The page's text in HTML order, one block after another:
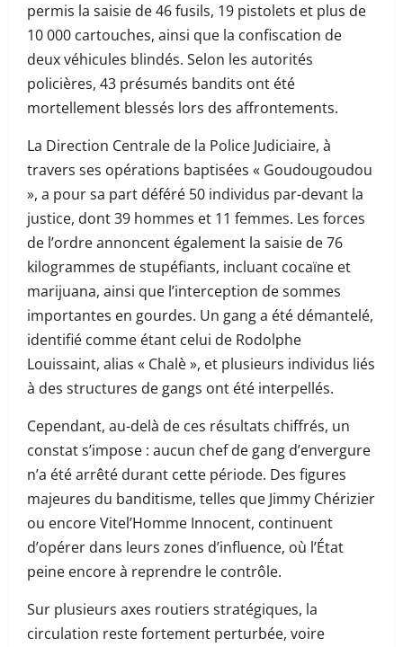
permis la saisie de 46 fusils, 19 pistolets et plus de
10 000 cartouches, ainsi que la confiscation de
deux véhicules blindés. Selon les autorités
policières, 43 présumés bandits ont été
mortellement blessés lors des affrontements.
La Direction Centrale de la Police Judiciaire, à
travers ses opérations baptisées « Goudougoudou
», a pour sa part déféré 50 individus par-devant la
justice, dont 39 hommes et 11 femmes. Les forces
de l’ordre annoncent également la saisie de 76
kilogrammes de stupéfiants, incluant cocaïne et
marijuana, ainsi que l’interception de sommes
importantes en gourdes. Un gang a été démantelé,
identifié comme étant celui de Rodolphe
Louissaint, alias « Chalè », et plusieurs individus liés
à des structures de gangs ont été interpellés.
Cependant, au-delà de ces résultats chiffrés, un
constat s’impose : aucun chef de gang d’envergure
n’a été arrêté durant cette période. Des figures
majeures du banditisme, telles que Jimmy Chérizier
ou encore Vitel’Homme Innocent, continuent
d’opérer dans leurs zones d’influence, où l’État
peine encore à reprendre le contrôle.
Sur plusieurs axes routiers stratégiques, la
circulation reste fortement perturbée, voire